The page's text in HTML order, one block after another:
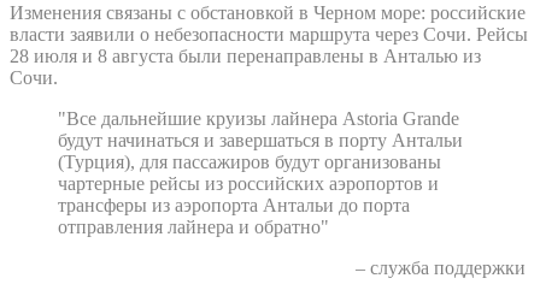
Изменения связаны с обстановкой в Черном море: российские
власти заявили о небезопасности маршрута через Сочи. Рейсы
28 июля и 8 августа были перенаправлены в Анталью из
Сочи.
"Все дальнейшие круизы лайнера Astoria Grande
будут начинаться и завершаться в порту Антальи
(Турция), для пассажиров будут организованы
чартерные рейсы из российских аэропортов и
трансферы из аэропорта Антальи до порта
отправления лайнера и обратно"
– служба поддержки